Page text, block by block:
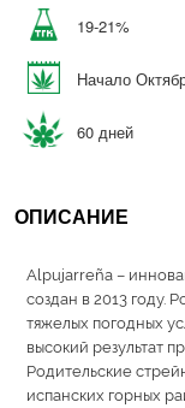
19-21%
Начало
60 дней
ОПИСАНИЕ
Alpujarreña –
создан в 2013 году.
тяжелых погодных
высокий результат
Родительские
испанских горных